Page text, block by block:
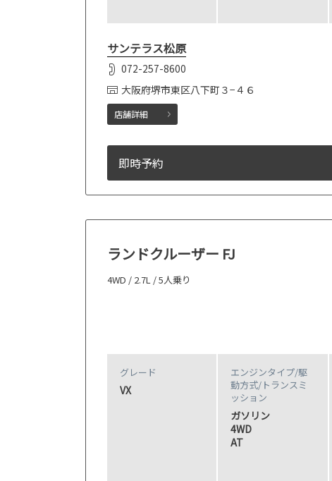
サンテラス松原
072-257-8600
大阪府堺市東区八下町３−４６
店舗詳細
即時予約
ランドクルーザー FJ
4WD / 2.7L / 5人乗り
グレード
VX
エンジンタイプ/駆
動方式/ トランスミ
ッション
ガソリン
4WD
AT